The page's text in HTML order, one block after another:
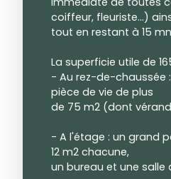
coiffeur, fleuriste...)
tout en restant à 15
La superficie utile de
- Au rez-de-chaussée
pièce de vie de plus
de 75 m2 (dont
- A l'étage : un grand
12 m2 chacune,
un bureau et une salle